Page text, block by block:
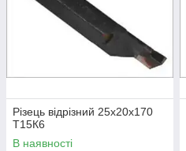
Різець відрізний 25х20х170
Т15К6
В наявності